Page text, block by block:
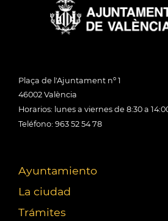
Plaça de l'Ajuntament nº 1
46002 València
Horarios: lunes a viernes de 8:30 a
Teléfono: 963 52 54 78
Ayuntamiento
La ciudad
Trámites